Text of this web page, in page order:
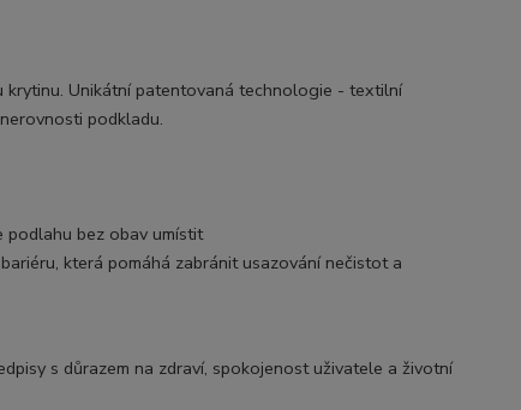
Unikátní patentovaná technologie - textilní
podkladu.
bez obav umístit
která pomáhá zabránit usazování nečistot a
s důrazem na zdraví, spokojenost uživatele a životní